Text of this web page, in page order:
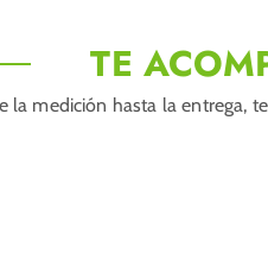
TE
la medición hasta la entrega,